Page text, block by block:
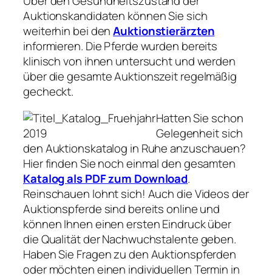
Auktionskandidaten können Sie sich
weiterhin bei denAuktionstierärzten
informieren. Die Pferde wurden bereits
klinisch von ihnen untersucht und werden
über die gesamte Auktionszeit regelmäßig
gecheckt.
Hatten Sie schon
Gelegenheit sich
den Auktionskatalog in Ruhe anzuschauen?
Hier finden Sie noch einmal den gesamten
Katalog als PDF zum Download.
Reinschauen lohnt sich! Auch die Videos der
Auktionspferde sind bereits online und
können Ihnen einen ersten Eindruck über
die Qualität der Nachwuchstalente geben.
Haben Sie Fragen zu den Auktionspferden
oder möchten einen individuellen Termin in